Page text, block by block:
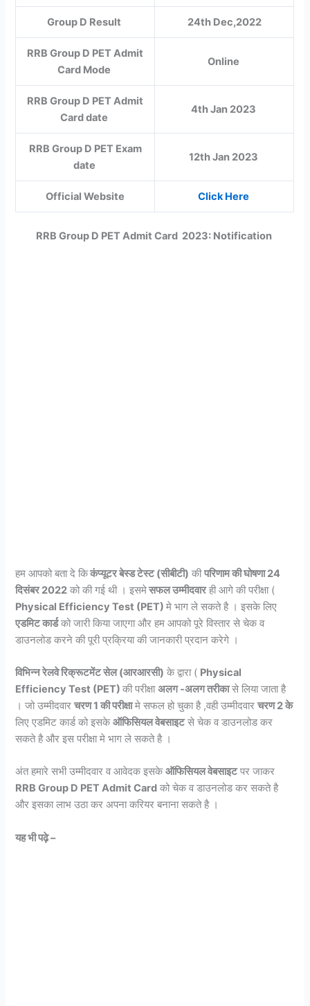
Group D Result 24th Dec,2022
RRB Group D PET Admit
Card Mode
Online
RRB Group D PET Admit
Card date
4th Jan 2023
RRB Group D PET Exam
date
12th Jan 2023
Official Website Click Here
RRB Group D PET Admit Card 2023: Notification
हम आपको बता दे किकंप्यूटर बेस्ड टेस्ट (सीबीटी) कीपरिणाम की घोषणा 24
दिसंबर 2022 को की गई थी । इसमेसफल उम्मीदवारही आगे की परीक्षा (
Physical Efficiency Test (PET)मे भाग ले सकते है । इसके लिए
एडमिट कार्डको जारी किया जाएगा और हम आपको पूरे विस्तार से चेक व
डाउनलोड करने की पूरी प्रक्रिया की जानकारी प्रदान करेगे ।
विभिन्न रेलवे रिक्रूटमेंट सेल (आरआरसी) के द्वारा ( Physical
Efficiency Test (PET)की परीक्षाअलग -अलग तरीकासे लिया जाता है
। जो उम्मीदवारचरण 1 की परीक्षामे सफल हो चुका है ,वही उम्मीदवारचरण 2 के
लिए एडमिट कार्ड को इसकेऑफिसियल वेबसाइटसे चेक व डाउनलोड कर
सकते है और इस परीक्षा मे भाग ले सकते है ।
अंत हमारे सभी उम्मीदवार व आवेदक इसकेऑफिसियल वेबसाइटपर जाकर
RRB Group D PET Admit Card को चेक व डाउनलोड कर सकते है
और इसका लाभ उठा कर अपना करियर बनाना सकते है ।
यह भी पढ़े –